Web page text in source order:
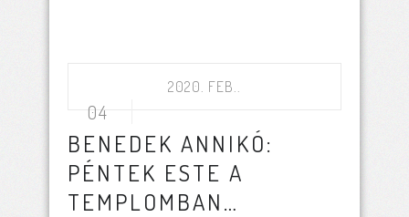
2020. FEB..
04
BENEDEK ANNIKÓ:
PÉNTEK ESTE A
TEMPLOMBAN…